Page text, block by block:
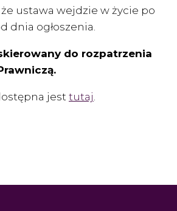
że ustawa wejdzie w życie po
dnia ogłoszenia.
do rozpatrzenia
jest tutaj.